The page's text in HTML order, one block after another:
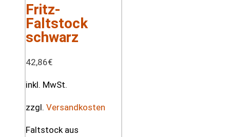
Fritz-
Faltstock
schwarz
42,86€
inkl. MwSt.
zzgl. Versandkosten
Faltstock aus